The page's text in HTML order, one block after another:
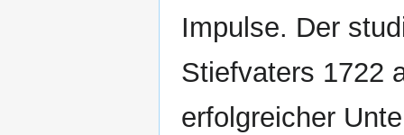
Impulse. Der
Stiefvaters 1722
erfolgreicher